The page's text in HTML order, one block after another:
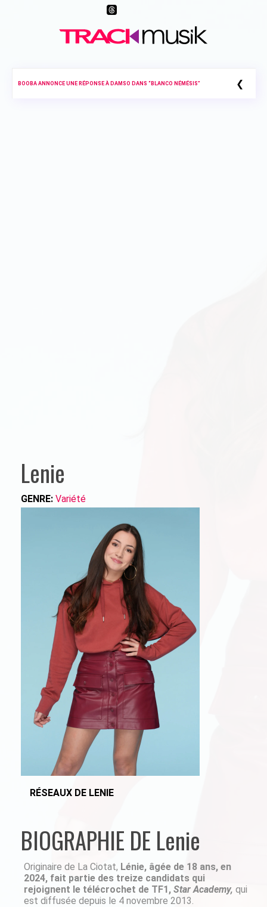
BOOBA ANNONCE UNE RÉPONSE À DAMSO DANS “BLANCO NÉMÉSIS” ❮
Lenie
GENRE: Variété
RÉSEAUX DE LENIE
BIOGRAPHIE DE Lenie
Originaire de La Ciotat, Lénie, âgée de 18 ans, en
2024, fait partie des treize candidats qui
rejoignent le télécrochet de TF1, Star Academy, qui
est diffusée depuis le 4 novembre 2013.